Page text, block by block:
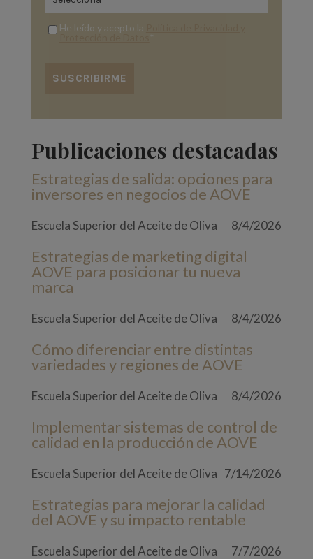
He leído y acepto la
*
Publicaciones destacadas
Estrategias de salida: opciones para
inversores en negocios de AOVE
Escuela Superior del Aceite de Oliva 8/4/2026
Estrategias de marketing digital
AOVE para posicionar tu nueva
marca
Escuela Superior del Aceite de Oliva 8/4/2026
Cómo diferenciar entre distintas
variedades y regiones de AOVE
Escuela Superior del Aceite de Oliva 8/4/2026
Implementar sistemas de control de
calidad en la producción de AOVE
Escuela Superior del Aceite de Oliva 7/14/2026
Estrategias para mejorar la calidad
del AOVE y su impacto rentable
Escuela Superior del Aceite de Oliva 7/7/2026